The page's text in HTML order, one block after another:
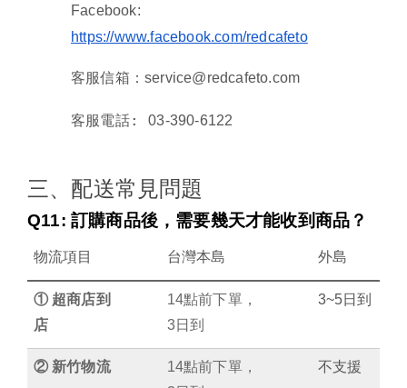
Facebook:
https://www.facebook.com/redcafeto
客服信箱 ：service@redcafeto.com
客服電話:03-390-6122
三、配送常見問題
Q11: 訂購商品後，需要幾天才能收到商品？
物流項目 台灣本島 外島
① 超商店到
店
14點前下單，
3日到
3~5日到
② 新竹物流 14點前下單，
不支援